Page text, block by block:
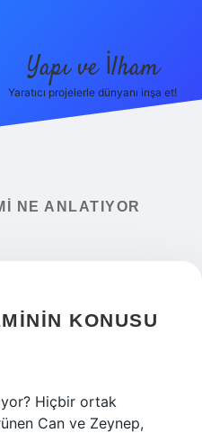
Yapı ve İlham
Yaratıcı projelerle dünyanı inşa et!
NE ANLATIYOR
KONUSU
Hiçbir ortak
Can ve Zeynep,